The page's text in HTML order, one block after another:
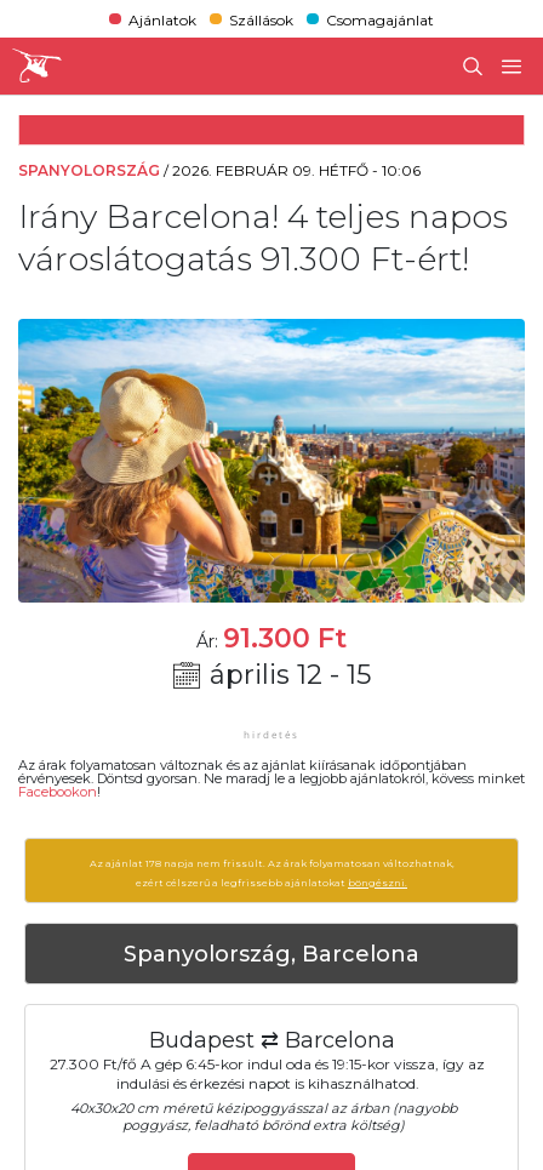
Ajánlatok Szállások Csomagajánlat
SPANYOLORSZÁG /2026. FEBRUÁR 09. HÉTFŐ - 10:06
Irány Barcelona! 4 teljes napos
városlátogatás 91.300 Ft-ért!
Ár: 91.300 Ft
április 12 - 15
Az árak folyamatosan változnak és az ajánlat kiírásanak időpontjában
érvényesek. Döntsd gyorsan. Ne maradj le a legjobb ajánlatokról, kövess minket
Facebookon!
Az ajánlat 178 napja nem frissült. Az árak folyamatosan változhatnak,
ezért célszerű a legfrissebb ajánlatokat böngészni.
Spanyolország, Barcelona
Budapest ⇄ Barcelona
27.300 Ft/fő A gép 6:45-kor indul oda és 19:15-kor vissza, így az
indulási és érkezési napot is kihasználhatod.
40x30x20 cm méretű kézipoggyásszal az árban (nagyobb
poggyász, feladható bőrönd extra költség)